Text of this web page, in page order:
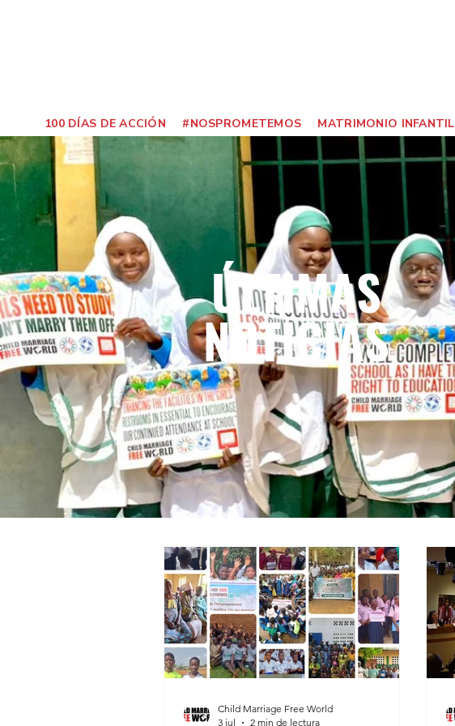
ÚLTIMAS
NOTICIAS
Child Marriage Free World
3 jul
2 min de lectura
100 DÍAS DE ACCIÓN #NOSPROMETEMOS MATRIMONIO INFANTIL